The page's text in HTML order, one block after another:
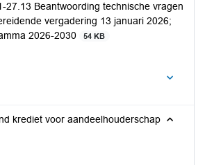
27.13 Beantwoording technische vragen
vergadering 13 januari 2026;
2026-2030
54 KB
krediet voor aandeelhouderschap